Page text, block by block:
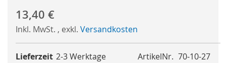
13,40 €
Inkl. MwSt. , exkl. Versandkosten
ArtikelNr. 70-10-27
Lieferzeit 2-3 Werktage